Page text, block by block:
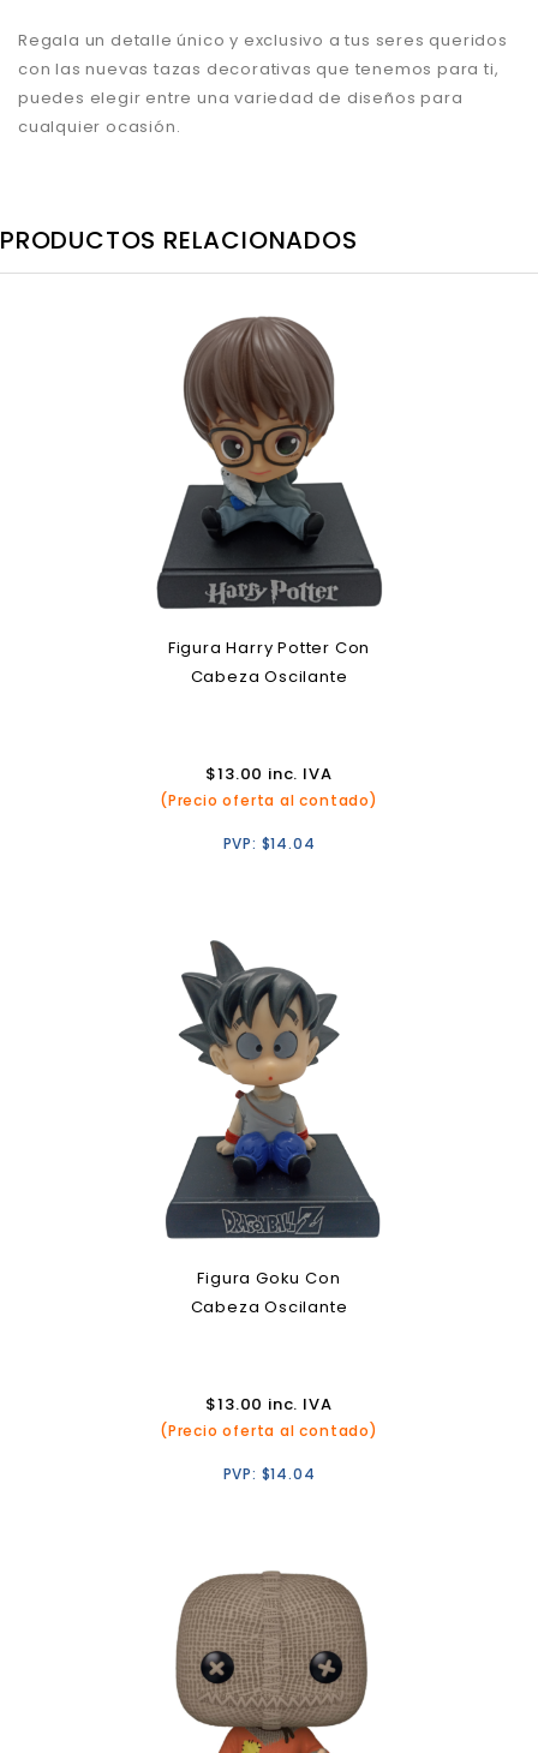
Regala un detalle único y exclusivo a tus seres queridos
con las nuevas tazas decorativas que tenemos para ti,
puedes elegir entre una variedad de diseños para
cualquier ocasión.
PRODUCTOS RELACIONADOS
Figura Harry Potter Con
Cabeza Oscilante
$13.00 inc. IVA
(Precio oferta al contado)
PVP: $14.04
Figura Goku Con
Cabeza Oscilante
$13.00 inc. IVA
(Precio oferta al contado)
PVP: $14.04